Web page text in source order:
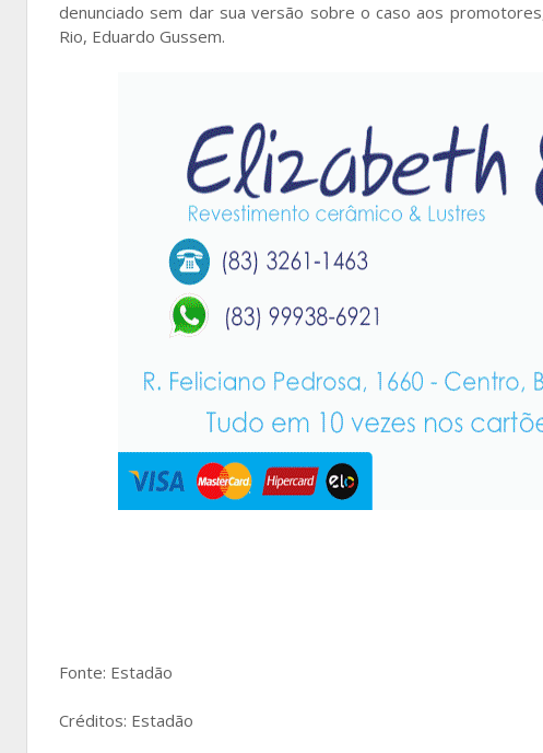
denunciado sem dar sua versão sobre o caso aos
Rio, Eduardo Gussem.
Fonte: Estadão
Créditos: Estadão